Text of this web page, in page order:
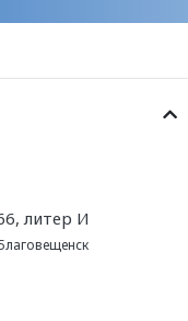
литер И